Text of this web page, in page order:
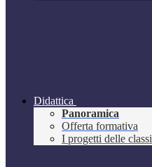
Didattica
Panoramica
Offerta formativa
I progetti delle classi